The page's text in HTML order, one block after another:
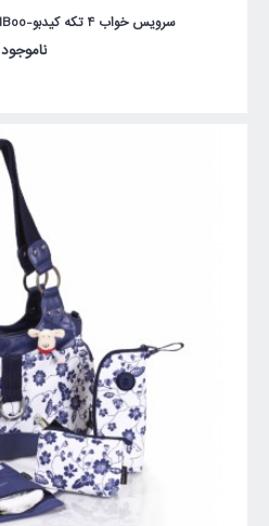
سرویس خواب 4 تکه کیدبو-KidBoo مدل Royal Vanilla
ناموجود